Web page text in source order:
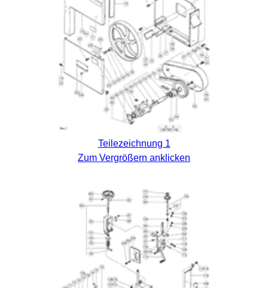
Teilezeichnung 1
Zum Vergrößern anklicken